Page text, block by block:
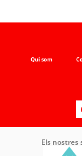
Qui som
Els nostres